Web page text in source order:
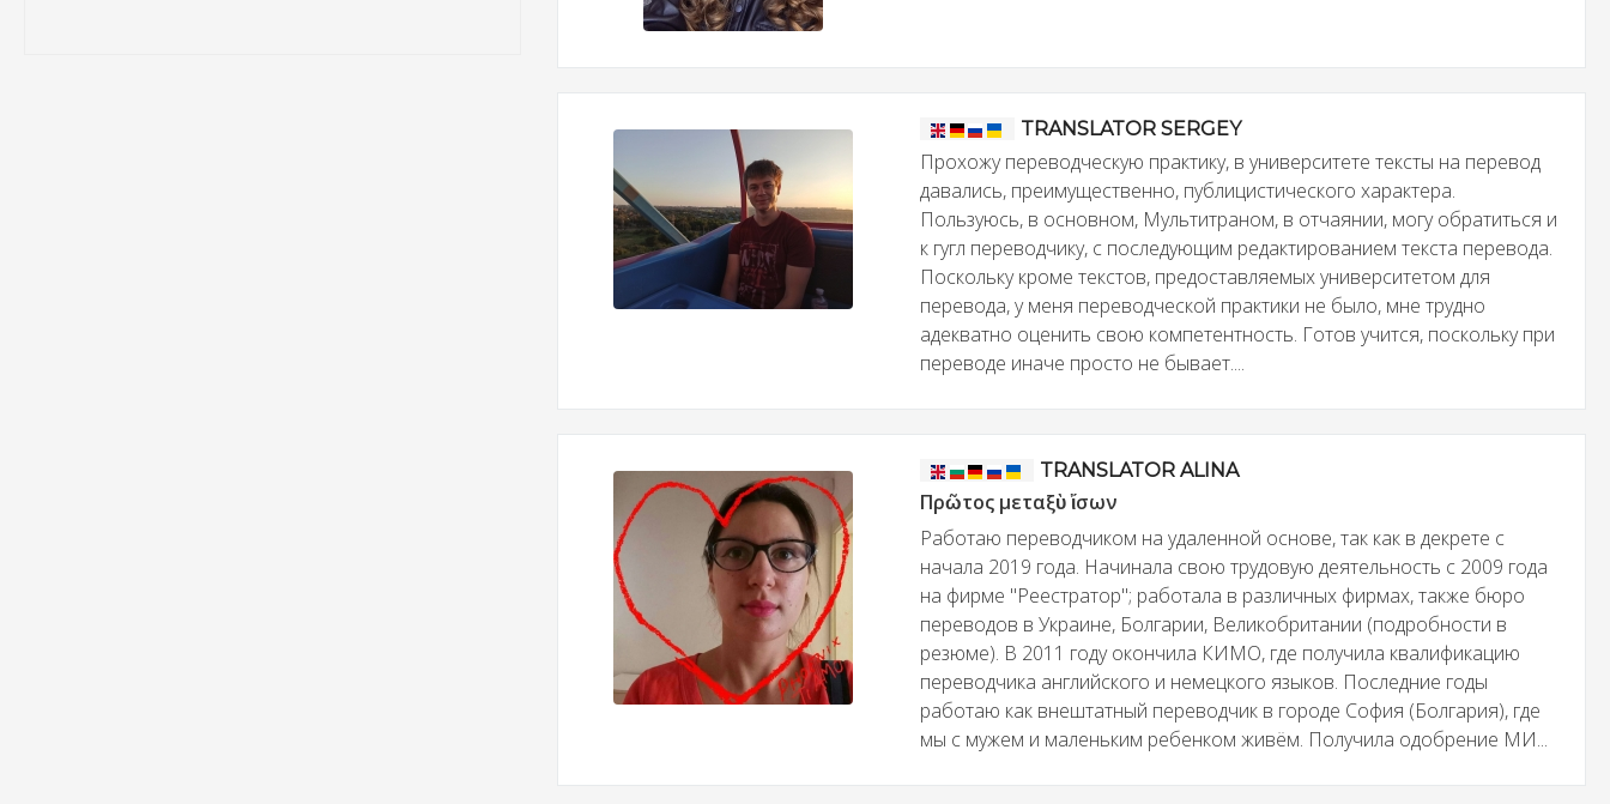
TRANSLATOR SERGEY
Прохожу переводческую практику, в университете тексты на перевод
давались, преимущественно, публицистического характера.
Пользуюсь, в основном, Мультитраном, в отчаянии, могу обратиться и
к гугл переводчику, с последующим редактированием текста перевода.
Поскольку кроме текстов, предоставляемых университетом для
перевода, у меня переводческой практики не было, мне трудно
адекватно оценить свою компетентность. Готов учится, поскольку при
переводе иначе просто не бывает....
TRANSLATOR ALINA
Πρῶτος μεταξὺ ἴσων
Работаю переводчиком на удаленной основе, так как в декрете с
начала 2019 года. Начинала свою трудовую деятельность с 2009 года
на фирме "Реестратор"; работала в различных фирмах, также бюро
переводов в Украине, Болгарии, Великобритании (подробности в
резюме). В 2011 году окончила КИМО, где получила квалификацию
переводчика английского и немецкого языков. Последние годы
работаю как внештатный переводчик в городе София (Болгария), где
мы с мужем и маленьким ребенком живём. Получила одобрение МИ...